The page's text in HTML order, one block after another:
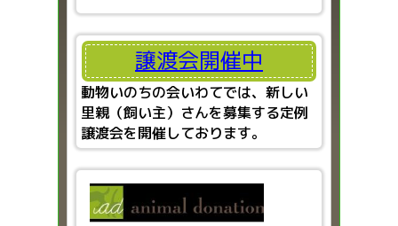
譲渡会開催中
動物いのちの会いわてでは、新しい
里親（飼い主）さんを募集する定例
譲渡会を開催しております。